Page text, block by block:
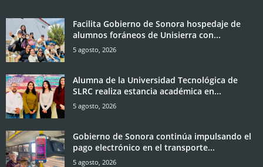
Facilita Gobierno de Sonora hospedaje de
alumnos foráneos de Unisierra con...
5 agosto, 2026
Alumna de la Universidad Tecnológica de
SLRC realiza estancia académica en...
5 agosto, 2026
Gobierno de Sonora continúa impulsando el
pago electrónico en el transporte...
5 agosto, 2026